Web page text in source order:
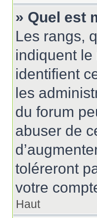
» Quel est
Les rangs,
indiquent
identifient
les
du forum
abuser de
toléreront
votre
Haut